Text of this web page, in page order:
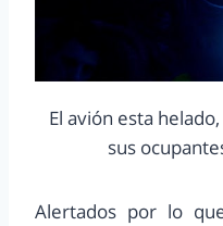
El avión esta
sus
Alertados por lo